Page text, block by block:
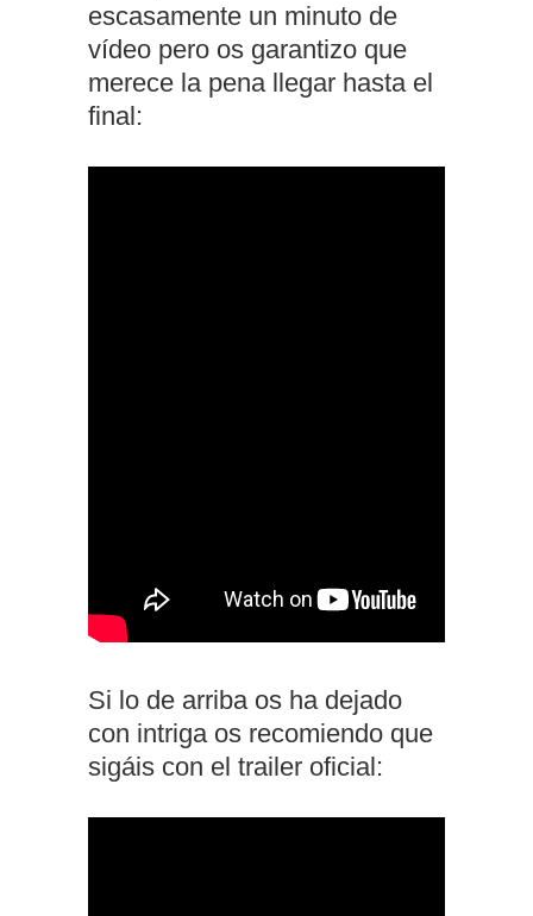
escasamente un minuto de
vídeo pero os garantizo que
merece la pena llegar hasta el
final:
Si lo de arriba os ha dejado
con intriga os recomiendo que
sigáis con el trailer oficial: